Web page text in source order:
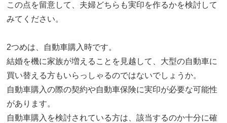
この点を留意して、夫婦どちらも実印を作るかを検討して
みてください。
2つめは、自動車購入時です。
結婚を機に家族が増えることを見越して、大型の自動車に
買い替える方もいらっしゃるのではないでしょうか。
自動車購入の際の契約や自動車保険に実印が必要な可能性
があります。
自動車購入を検討されている方は、該当するのか十分に確